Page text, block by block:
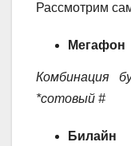
Рассмотрим
Мегафон
Комбинация
*сотовый #
Билайн